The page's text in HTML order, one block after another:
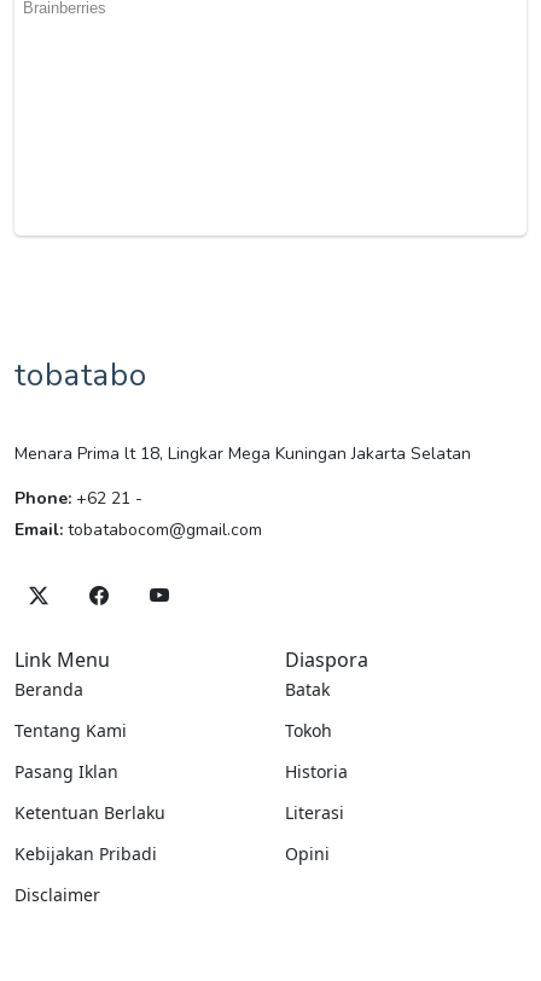
tobatabo
Menara Prima lt 18, Lingkar Mega Kuningan Jakarta Selatan
Phone: +62 21 -
Email: tobatabocom@gmail.com
Link Menu
Beranda
Tentang Kami
Pasang Iklan
Ketentuan Berlaku
Kebijakan Pribadi
Disclaimer
Diaspora
Batak
Tokoh
Historia
Literasi
Opini